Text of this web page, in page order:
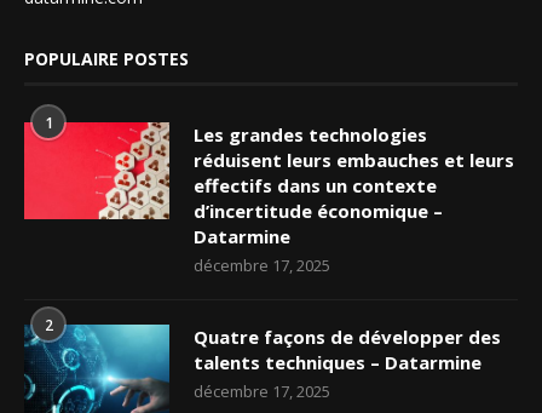
POPULAIRE POSTES
1
Les grandes technologies
réduisent leurs embauches et leurs
effectifs dans un contexte
d’incertitude économique –
Datarmine
décembre 17, 2025
2
Quatre façons de développer des
talents techniques – Datarmine
décembre 17, 2025